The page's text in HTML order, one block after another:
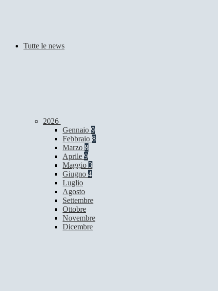
Tutte le news
2026
Gennaio 9
Febbraio 8
Marzo 8
Aprile 9
Maggio 3
Giugno 4
Luglio
Agosto
Settembre
Ottobre
Novembre
Dicembre